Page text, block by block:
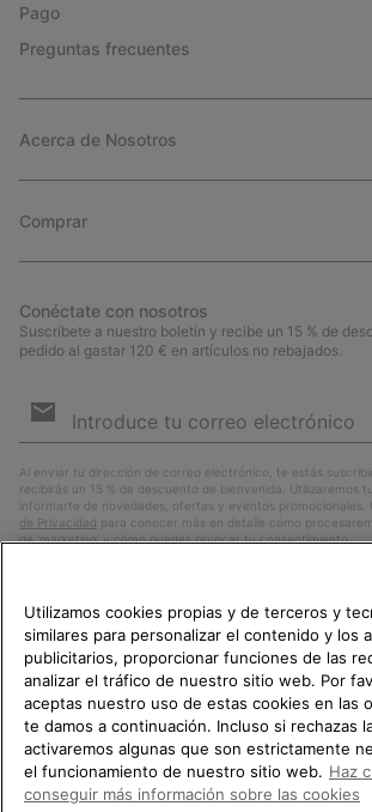
Pago
Preguntas frecuentes
Acerca de Nosotros
Comprar
Conéctate con nosotros
Suscríbete a nuestro boletín y recibe un 15 % de
pedido al gastar 120 € en artículos no rebajados.
de
Al enviar tu dirección de correo electrónico, te estás
recibirás un 15 % de descuento de bienvenida. Utilizaremos
informarte de novedades, ofertas y eventos promocionales.
de Privacidad para conocer más en detalle cómo
de ’marketing’ y cómo puedes revocar tu consentimiento.
España
TE DAMOS LA
SOREL.
POR FAVOR,
PAÍS.
Utilizamos cookies propias y de terceros y
similares para personalizar el contenido y los
publicitarios, proporcionar funciones de las
analizar el tráfico de nuestro sitio web. Por
aceptas nuestro uso de estas cookies en las
te damos a continuación. Incluso si rechazas
activaremos algunas que son estrictamente
el funcionamiento de nuestro sitio web. Haz
conseguir más información sobre las cookies